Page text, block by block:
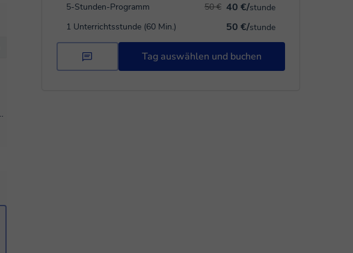
5-Stunden-Programm
40 €/stunde
50 €
1 Unterrichtsstunde (60 Min.)
50 €/stunde
Tag auswählen und buchen